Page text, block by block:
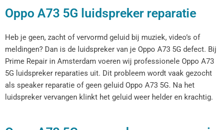
Oppo A73 5G luidspreker reparatie
Heb je geen, zacht of vervormd geluid bij muziek, video’s of
meldingen? Dan is de luidspreker van je Oppo A73 5G defect. Bij
Prime Repair in Amsterdam voeren wij professionele Oppo A73
5G luidspreker reparaties uit. Dit probleem wordt vaak gezocht
als speaker reparatie of geen geluid Oppo A73 5G. Na het
luidspreker vervangen klinkt het geluid weer helder en krachtig.